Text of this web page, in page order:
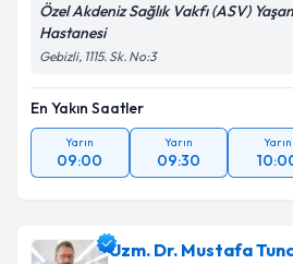
Özel Akdeniz Sağlık Vakfı (ASV)
Hastanesi
Gebizli, 1115. Sk. No:3
En Yakın Saatler
Yarın
09:00
Yarın
09:30
Yarın
Uzm. Dr. Mustafa